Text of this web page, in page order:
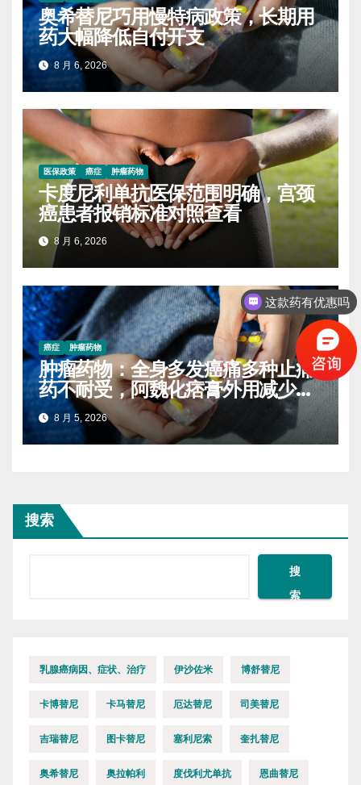
奥希替尼巧用慢特病政策，长期用
药大幅降低自付开支
8 月 6, 2026
医保政策 癌症 肿瘤药物
卡度尼利单抗医保范围明确，宫颈
癌患者报销标准对照查看
8 月 6, 2026
癌症 肿瘤药物
肿瘤药物：全身多发癌痛多种止痛
药不耐受，阿魏化痞膏外用减少口
服药量的实操案例
8 月 5, 2026
搜索
搜
索
乳腺癌病因、症状、治疗 伊沙佐米 博舒替尼
卡博替尼 卡马替尼 厄达替尼 司美替尼
吉瑞替尼 图卡替尼 塞利尼索 奎扎替尼
奥希替尼 奥拉帕利 度伐利尤单抗 恩曲替尼
这款药有优惠吗